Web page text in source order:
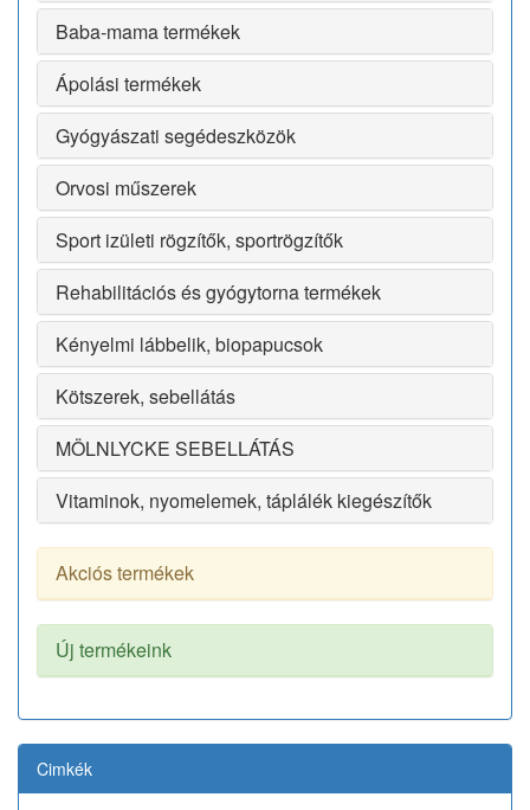
Baba-mama termékek
Ápolási termékek
Gyógyászati segédeszközök
Orvosi műszerek
Sport izületi rögzítők, sportrögzítők
Rehabilitációs és gyógytorna termékek
Kényelmi lábbelik, biopapucsok
Kötszerek, sebellátás
MÖLNLYCKE SEBELLÁTÁS
Vitaminok, nyomelemek, táplálék kiegészítők
Akciós termékek
Új termékeink
Cimkék